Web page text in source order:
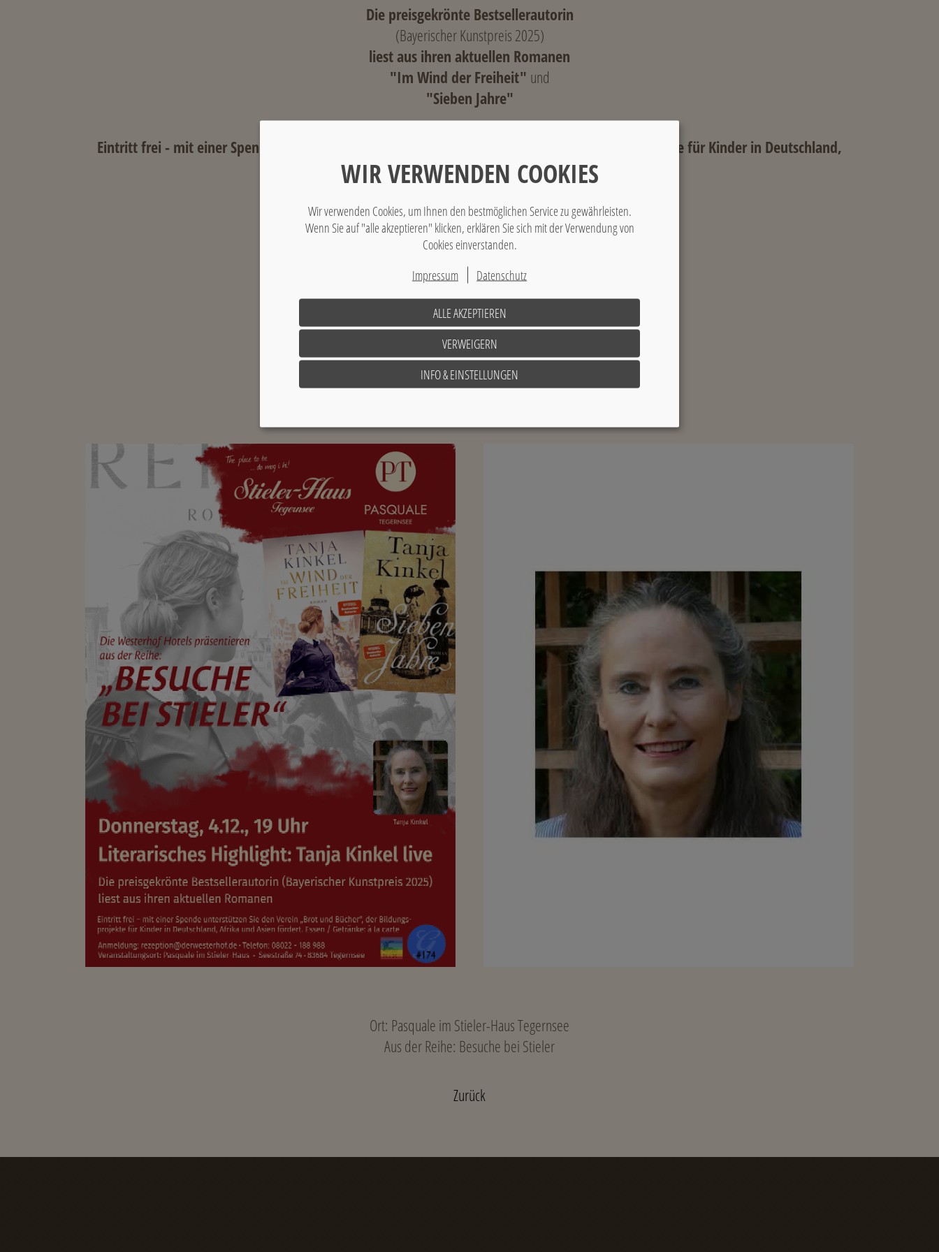
Die preisgekrönte Bestsellerautorin
(Bayerischer Kunstpreis 2025)
liest aus ihren aktuellen Romanen
"Im Wind der Freiheit" und
"Sieben Jahre"
Eintritt frei - mit einer Spende unterstützen Sie den Verein „Brot und Bücher“, der Bildungsprojekte für Kinder in Deutschland,
Afrika und Asien fördert.
Donnerstag 4. Dezember2025
(Beginn: 19:00 Uhr)
Die Westerhof Hotels präsentieren aus der Reihe:
"BESUCHE BEI STIELER"
Reservierungen nur über den Veranstalter "Die Westerhof Hotels":
Telefon:+49 8022 188 988
Ort: Pasquale im Stieler-Haus Tegernsee
Aus der Reihe: Besuche bei Stieler
Zurück
WIR VERWENDEN COOKIES
Wir verwenden Cookies, um Ihnen den bestmöglichen Service zu gewährleisten.
Wenn Sie auf "alle akzeptieren" klicken, erklären Sie sich mit der Verwendung von
Cookies einverstanden.
Impressum
Datenschutz
INFO & EINSTELLUNGEN
VERWEIGERN
ALLE AKZEPTIEREN